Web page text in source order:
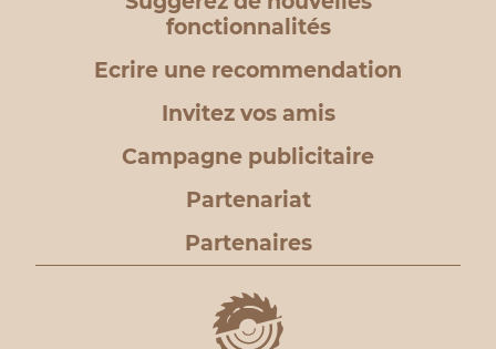
fonctionnalités
Ecrire une recommendation
Invitez vos amis
Campagne publicitaire
Partenariat
Partenaires